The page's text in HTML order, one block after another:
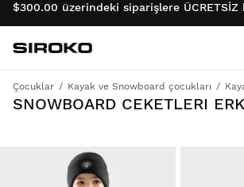
$300.00 üzerindeki siparişlere
Ana sayfaya git
Siroko.com
Çocuklar Kayak ve Snowboard çocukları
SNOWBOARD CEKETLERI